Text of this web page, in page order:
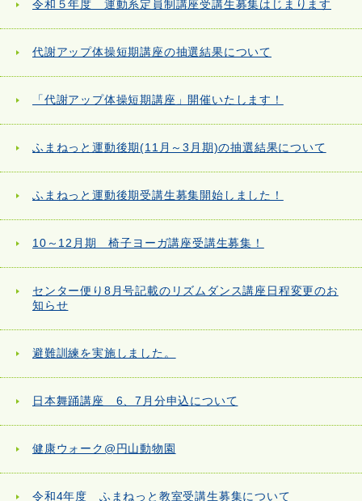
令和５年度 運動系定員制講座受講生募集はじまります
代謝アップ体操短期講座の抽選結果について
「代謝アップ体操短期講座」開催いたします！
ふまねっと運動後期(11月～3月期)の抽選結果について
ふまねっと運動後期受講生募集開始しました！
10～12月期 椅子ヨーガ講座受講生募集！
センター便り8月号記載のリズムダンス講座日程変更のお
知らせ
避難訓練を実施しました。
日本舞踊講座 6、7月分申込について
健康ウォーク@円山動物園
令和4年度 ふまねっと教室受講生募集について